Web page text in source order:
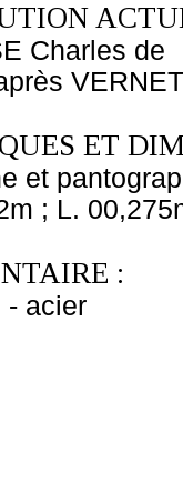
Charles de
ET
et
; L.
:
- acier